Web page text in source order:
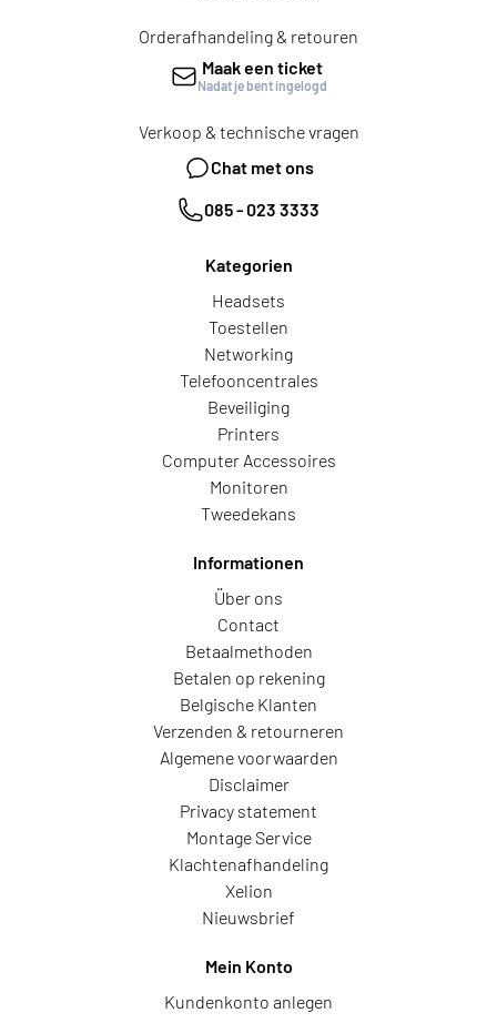
Orderafhandeling & retouren
Maak een ticket
Nadat je bent ingelogd
Verkoop & technische vragen
Chat met ons
085 - 023 3333
Kategorien
Headsets
Toestellen
Networking
Telefooncentrales
Beveiliging
Printers
Computer Accessoires
Monitoren
Tweedekans
Informationen
Über ons
Contact
Betaalmethoden
Betalen op rekening
Belgische Klanten
Verzenden & retourneren
Algemene voorwaarden
Disclaimer
Privacy statement
Montage Service
Klachtenafhandeling
Xelion
Nieuwsbrief
Mein Konto
Kundenkonto anlegen